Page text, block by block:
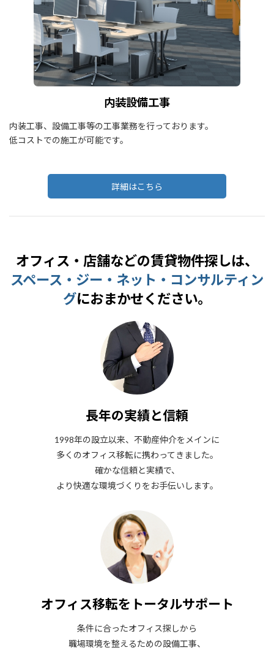
内装設備工事
内装工事、設備工事等の工事業務を行っております。
低コストでの施工が可能です。
詳細はこちら
オフィス・店舗などの賃貸物件探しは、
スペース・ジー・ネット・コンサルティン
グにおまかせください。
長年の実績と信頼
1998年の設立以来、不動産仲介をメインに
多くのオフィス移転に携わってきました。
確かな信頼と実績で、
より快適な環境づくりをお手伝いします。
オフィス移転をトータルサポート
条件に合ったオフィス探しから
職場環境を整えるための設備工事、